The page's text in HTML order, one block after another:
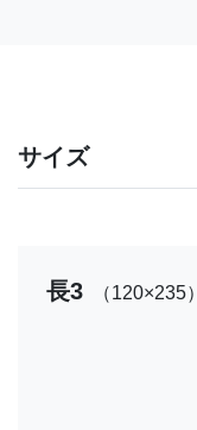
サイズ
長3 （120×235）